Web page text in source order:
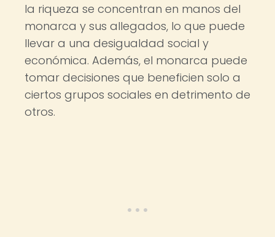
la riqueza se concentran en manos del
monarca y sus allegados, lo que puede
llevar a una desigualdad social y
económica. Además, el monarca puede
tomar decisiones que beneficien solo a
ciertos grupos sociales en detrimento de
otros.